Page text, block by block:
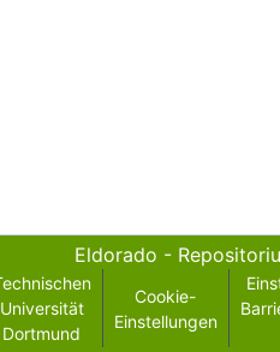
Eldorado -
Universität
Dortmund
Cookie-
Einstellungen